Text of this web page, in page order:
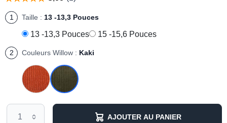
1 Taille : 13 -13,3 Pouces
13 -13,3 Pouces 15 -15,6 Pouces
2 Couleurs Willow : Kaki
AJOUTER AU PANIER